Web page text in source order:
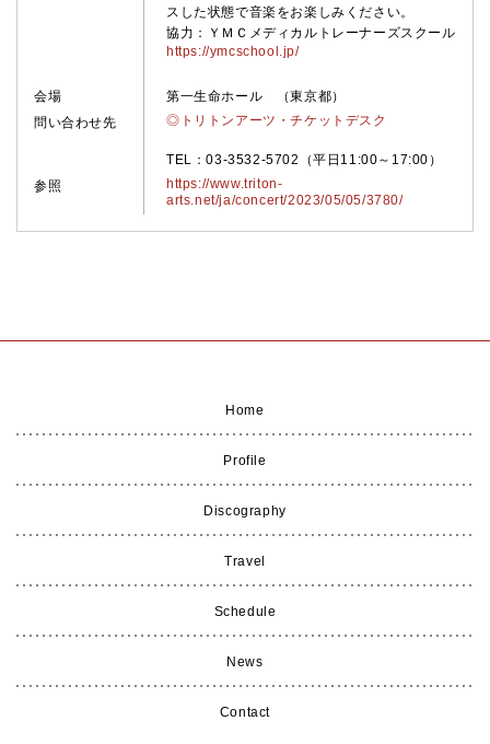
スした状態で音楽をお楽しみください。
協力：ＹＭＣメディカルトレーナーズスクール
https://ymcschool.jp/
会場
第一生命ホール （東京都）
問い合わせ先
◎トリトンアーツ・チケットデスク
TEL：03-3532-5702（平日11:00～17:00）
参照
https://www.triton-
arts.net/ja/concert/2023/05/05/3780/
Home
Profile
Discography
Travel
Schedule
News
Contact